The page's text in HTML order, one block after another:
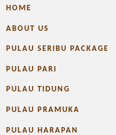
HOME
ABOUT US
PULAU SERIBU PACKAGE
PULAU PARI
PULAU TIDUNG
PULAU PRAMUKA
PULAU HARAPAN